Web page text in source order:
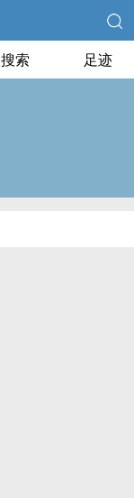
搜索 足迹